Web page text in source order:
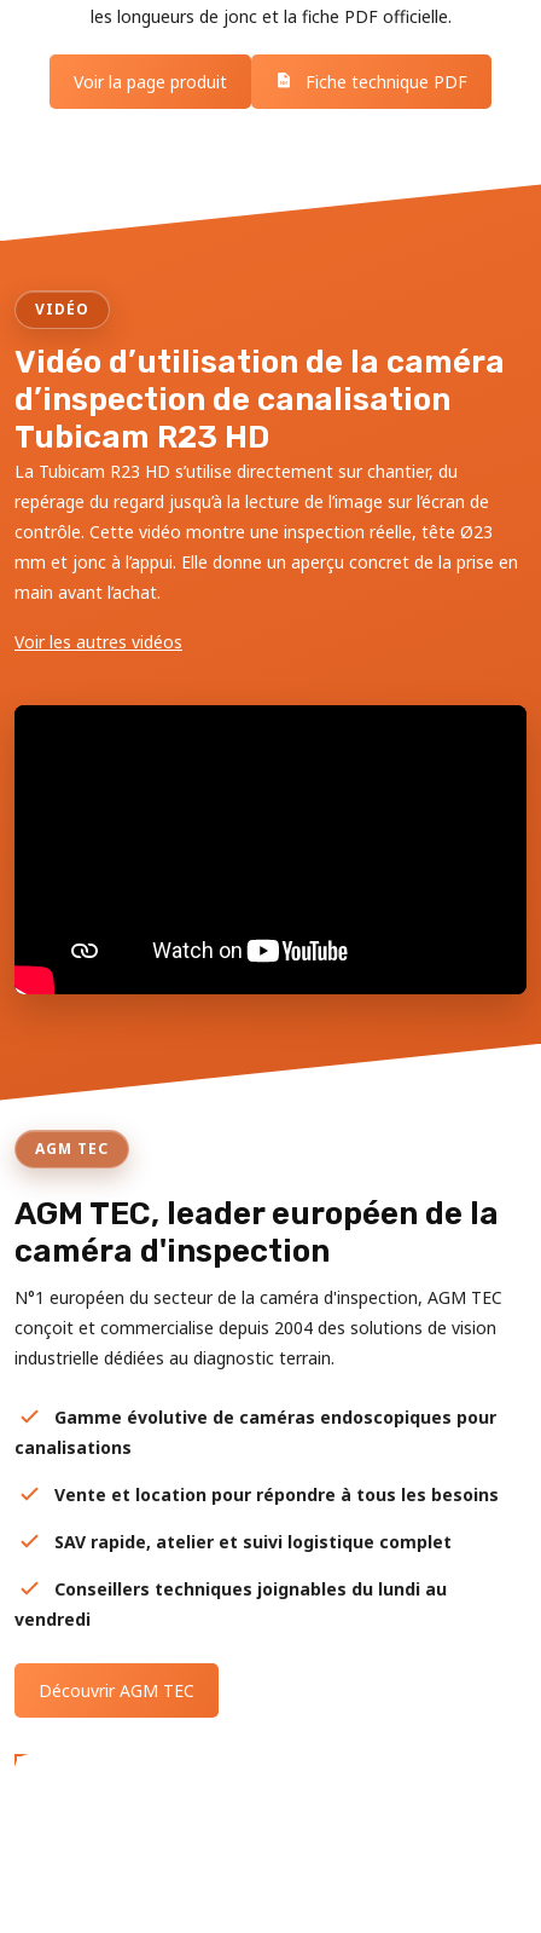
les longueurs de jonc et la fiche PDF officielle.
Voir la page produit Fiche technique PDF
VIDÉO
Vidéo d’utilisation de la caméra
d’inspection de canalisation
Tubicam R23 HD
La Tubicam R23 HD s’utilise directement sur chantier, du
repérage du regard jusqu’à la lecture de l’image sur l’écran de
contrôle. Cette vidéo montre une inspection réelle, tête Ø23
mm et jonc à l’appui. Elle donne un aperçu concret de la prise en
main avant l’achat.
Voir les autres vidéos
AGM TEC
AGM TEC, leader européen de la
caméra d'inspection
N°1 européen du secteur de la caméra d'inspection, AGM TEC
conçoit et commercialise depuis 2004 des solutions de vision
industrielle dédiées au diagnostic terrain.
Gamme évolutive de caméras endoscopiques pour
canalisations
Vente et location pour répondre à tous les besoins
SAV rapide, atelier et suivi logistique complet
Conseillers techniques joignables du lundi au
vendredi
Découvrir AGM TEC